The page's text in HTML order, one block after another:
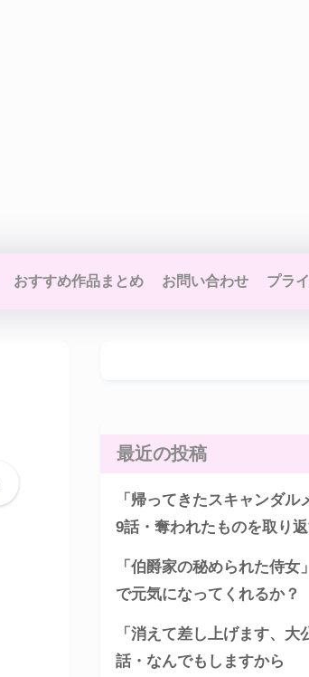
おすすめ作品まとめ お問い合わせ プラ
最近の投稿
「帰ってきたスキャンダル
9話・奪われたものを取り
「伯爵家の秘められた侍女
で元気になってくれるか？
「消えて差し上げます、大
話・なんでもしますから